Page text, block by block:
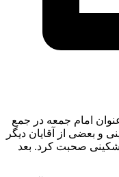
امام جمعه در جمع
و بعضی از آقایان دیگر
صحبت کرد. بعد